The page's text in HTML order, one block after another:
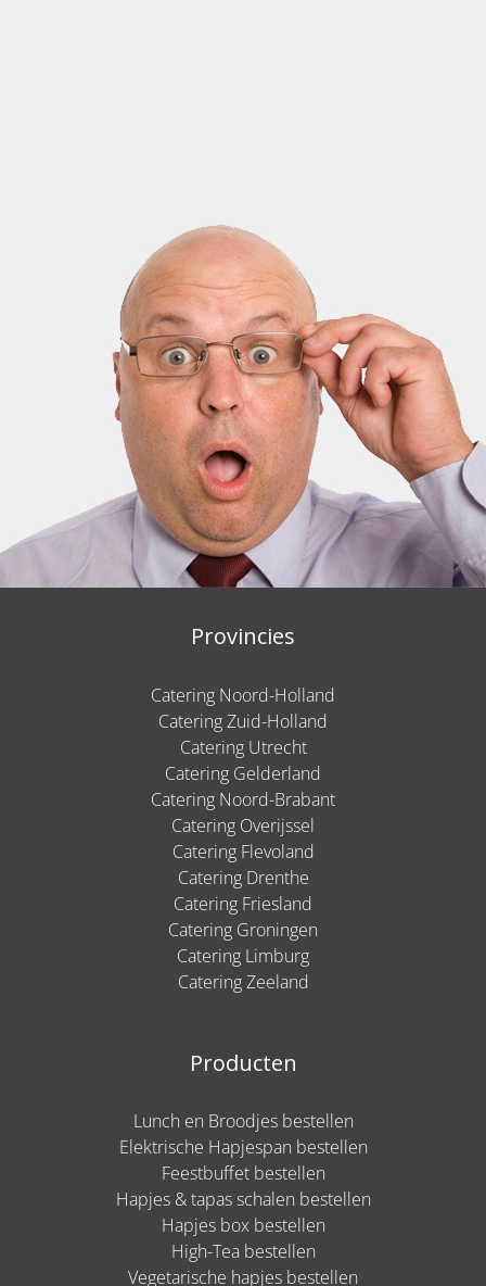
Provincies
Catering Noord-Holland
Catering Zuid-Holland
Catering Utrecht
Catering Gelderland
Catering Noord-Brabant
Catering Overijssel
Catering Flevoland
Catering Drenthe
Catering Friesland
Catering Groningen
Catering Limburg
Catering Zeeland
Producten
Lunch en Broodjes bestellen
Elektrische Hapjespan bestellen
Feestbuffet bestellen
Hapjes & tapas schalen bestellen
Hapjes box bestellen
High-Tea bestellen
Vegetarische hapjes bestellen